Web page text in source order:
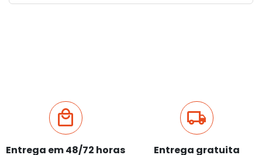
Entrega em 48/72 horas Entrega gratuita